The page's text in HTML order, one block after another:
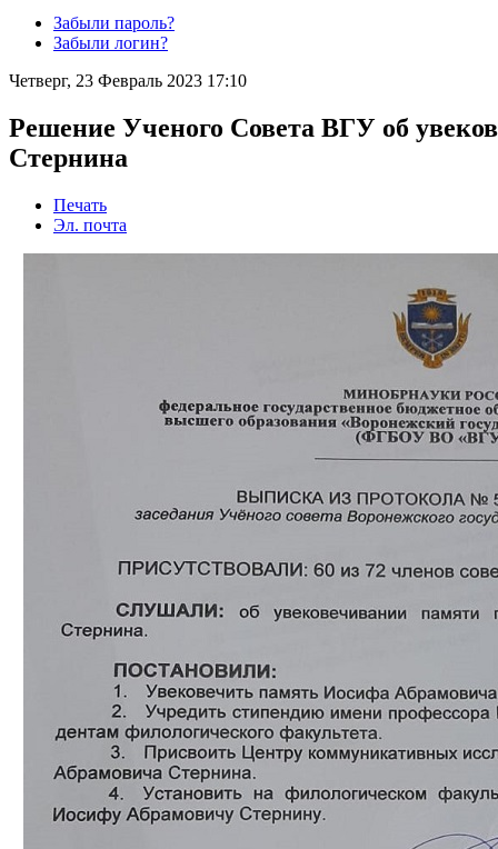
Забыли пароль?
Забыли логин?
Четверг, 23 Февраль 2023 17:10
Решение Ученого Совета ВГУ об
Стернина
Печать
Эл. почта